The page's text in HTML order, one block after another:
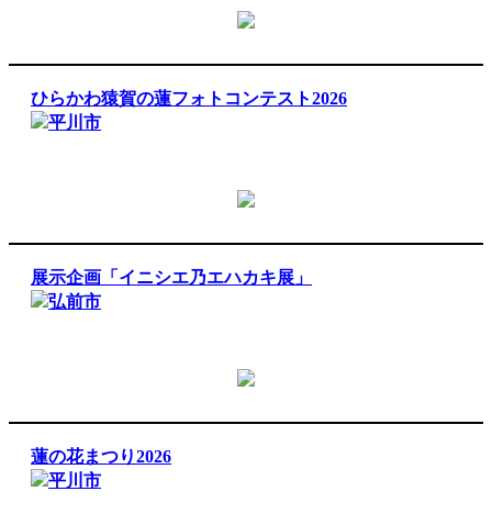
ひらかわ猿賀の蓮フォトコンテスト2026
平川市
展示企画「イニシエ乃エハカキ展」
弘前市
蓮の花まつり2026
平川市